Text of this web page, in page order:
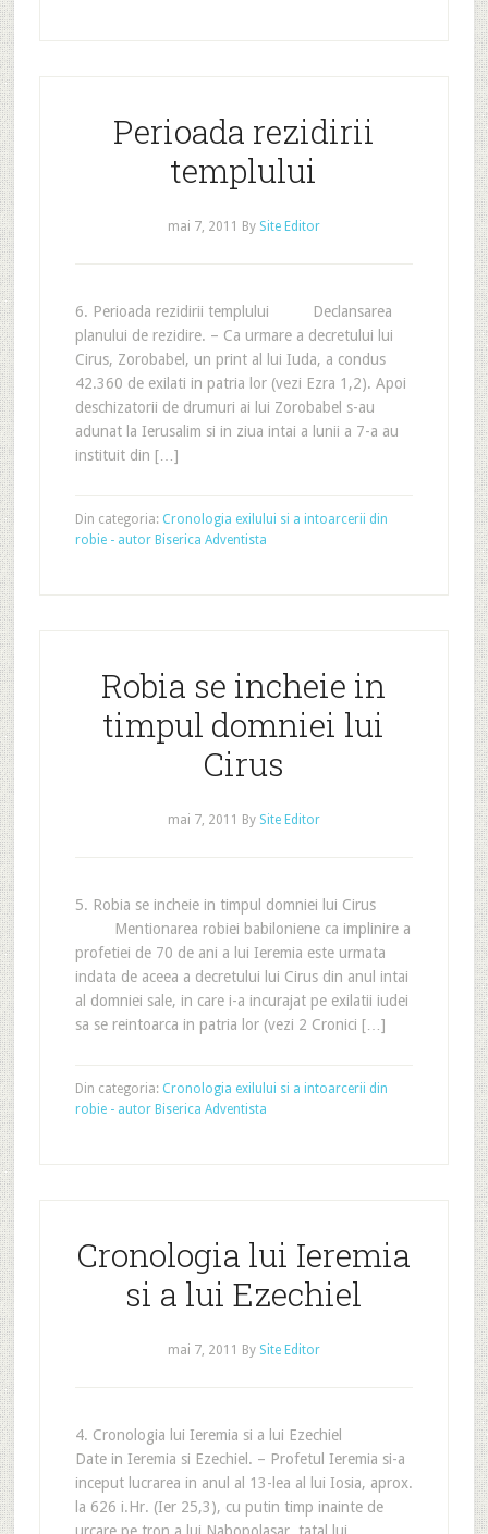
Perioada rezidirii
templului
mai 7, 2011 By Site Editor
6. Perioada rezidirii templului Declansarea
planului de rezidire. – Ca urmare a decretului lui
Cirus, Zorobabel, un print al lui Iuda, a condus
42.360 de exilati in patria lor (vezi Ezra 1,2). Apoi
deschizatorii de drumuri ai lui Zorobabel s-au
adunat la Ierusalim si in ziua intai a lunii a 7-a au
instituit din […]
Din categoria: Cronologia exilului si a intoarcerii din
robie - autor Biserica Adventista
Robia se incheie in
timpul domniei lui
Cirus
mai 7, 2011 By Site Editor
5. Robia se incheie in timpul domniei lui Cirus
Mentionarea robiei babiloniene ca implinire a
profetiei de 70 de ani a lui Ieremia este urmata
indata de aceea a decretului lui Cirus din anul intai
al domniei sale, in care i-a incurajat pe exilatii iudei
sa se reintoarca in patria lor (vezi 2 Cronici […]
Din categoria: Cronologia exilului si a intoarcerii din
robie - autor Biserica Adventista
Cronologia lui Ieremia
si a lui Ezechiel
mai 7, 2011 By Site Editor
4. Cronologia lui Ieremia si a lui Ezechiel
Date in Ieremia si Ezechiel. – Profetul Ieremia si-a
inceput lucrarea in anul al 13-lea al lui Iosia, aprox.
la 626 i.Hr. (Ier 25,3), cu putin timp inainte de